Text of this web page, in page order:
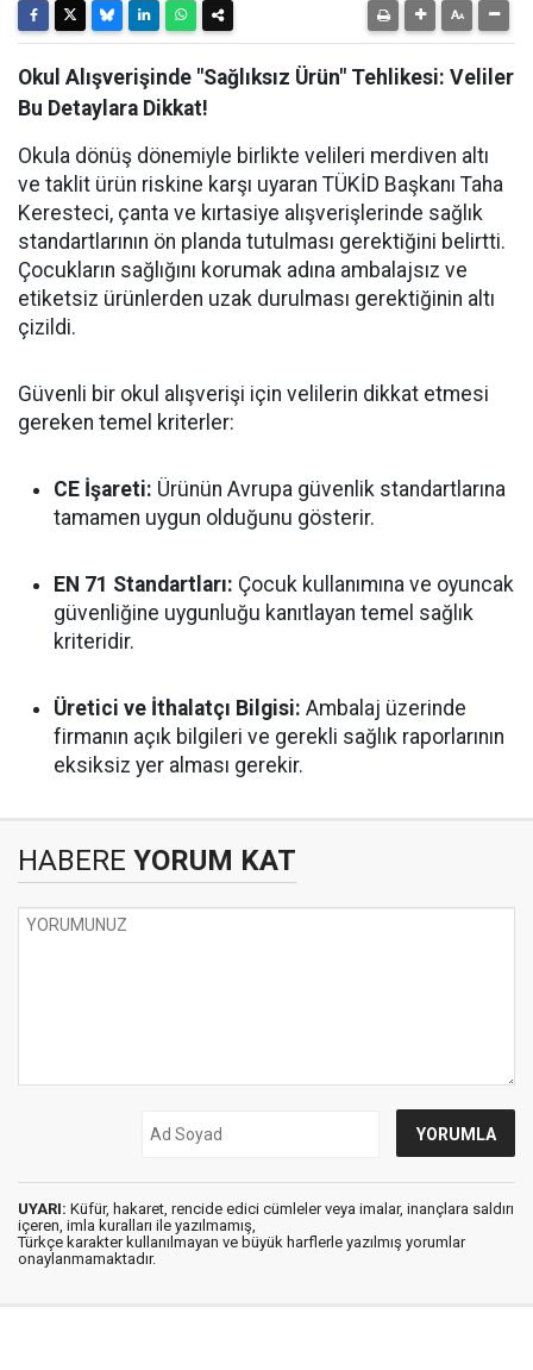
Okul Alışverişinde "Sağlıksız Ürün" Tehlikesi: Veliler
Bu Detaylara Dikkat!
Okula dönüş dönemiyle birlikte velileri merdiven altı
ve taklit ürün riskine karşı uyaran TÜKİD Başkanı Taha
Keresteci, çanta ve kırtasiye alışverişlerinde sağlık
standartlarının ön planda tutulması gerektiğini belirtti.
Çocukların sağlığını korumak adına ambalajsız ve
etiketsiz ürünlerden uzak durulması gerektiğinin altı
çizildi.
Güvenli bir okul alışverişi için velilerin dikkat etmesi
gereken temel kriterler:
CE İşareti: Ürünün Avrupa güvenlik standartlarına
tamamen uygun olduğunu gösterir.
EN 71 Standartları: Çocuk kullanımına ve oyuncak
güvenliğine uygunluğu kanıtlayan temel sağlık
kriteridir.
Üretici ve İthalatçı Bilgisi: Ambalaj üzerinde
firmanın açık bilgileri ve gerekli sağlık raporlarının
eksiksiz yer alması gerekir.
HABERE YORUM KAT
UYARI: Küfür, hakaret, rencide edici cümleler veya imalar, inançlara saldırı
içeren, imla kuralları ile yazılmamış,
Türkçe karakter kullanılmayan ve büyük harflerle yazılmış yorumlar
onaylanmamaktadır.